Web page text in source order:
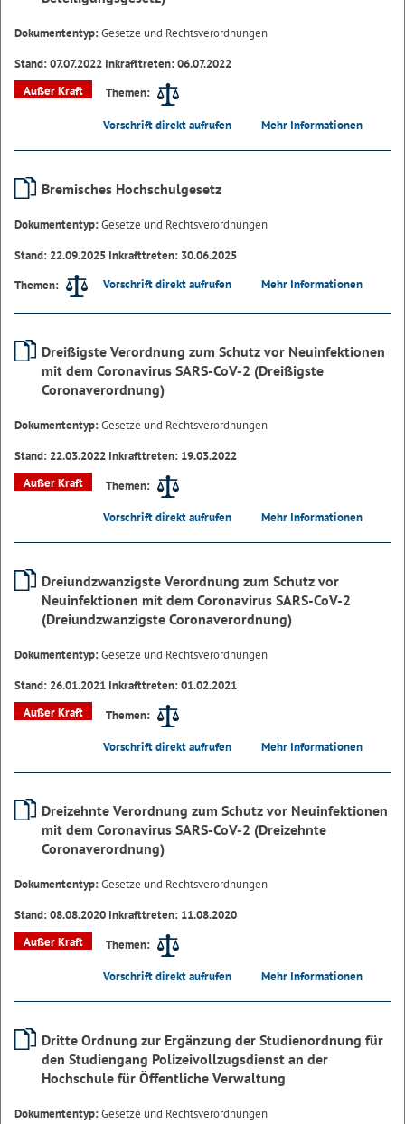
Dokumententyp:Gesetze und Rechtsverordnungen
Stand: 07.07.2022 Inkrafttreten: 06.07.2022
Außer Kraft
Themen:
Vorschrift direkt aufrufen Mehr Informationen
Bremisches Hochschulgesetz
Dokumententyp:Gesetze und Rechtsverordnungen
Stand: 22.09.2025 Inkrafttreten: 30.06.2025
Themen:
Vorschrift direkt aufrufen Mehr Informationen
Dreißigste Verordnung zum Schutz vor Neuinfektionen
mit dem Coronavirus SARS-CoV-2 (Dreißigste
Coronaverordnung)
Dokumententyp:Gesetze und Rechtsverordnungen
Stand: 22.03.2022 Inkrafttreten: 19.03.2022
Außer Kraft
Themen:
Vorschrift direkt aufrufen Mehr Informationen
Dreiundzwanzigste Verordnung zum Schutz vor
Neuinfektionen mit dem Coronavirus SARS-CoV-2
(Dreiundzwanzigste Coronaverordnung)
Dokumententyp:Gesetze und Rechtsverordnungen
Stand: 26.01.2021 Inkrafttreten: 01.02.2021
Außer Kraft
Themen:
Vorschrift direkt aufrufen Mehr Informationen
Dreizehnte Verordnung zum Schutz vor Neuinfektionen
mit dem Coronavirus SARS-CoV-2 (Dreizehnte
Coronaverordnung)
Dokumententyp:Gesetze und Rechtsverordnungen
Stand: 08.08.2020 Inkrafttreten: 11.08.2020
Außer Kraft
Themen:
Vorschrift direkt aufrufen Mehr Informationen
Dritte Ordnung zur Ergänzung der Studienordnung für
den Studiengang Polizeivollzugsdienst an der
Hochschule für Öffentliche Verwaltung
Dokumententyp:Gesetze und Rechtsverordnungen